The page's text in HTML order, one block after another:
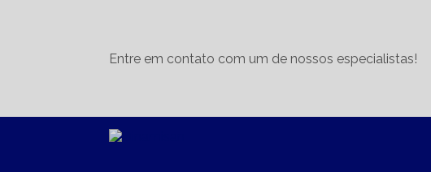
Entre em contato com um de nossos especialistas!